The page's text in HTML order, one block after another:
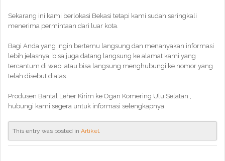
Sekarang ini kami berlokasi Bekasi tetapi kami sudah seringkali
menerima permintaan dari luar kota.
Bagi Anda yang ingin bertemu langsung dan menanyakan informasi
lebih jelasnya, bisa juga datang langsung ke alamat kami yang
tercantum di web. atau bisa langsung menghubungi ke nomor yang
telah disebut diatas.
Produsen Bantal Leher Kirim ke Ogan Komering Ulu Selatan ,
hubungi kami segera untuk informasi selengkapnya
This entry was posted in Artikel.